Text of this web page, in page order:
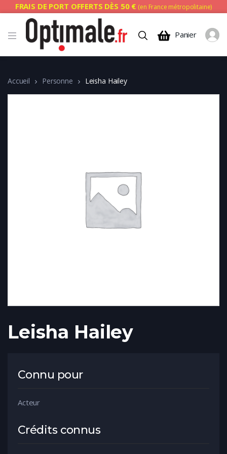
FRAIS DE PORT OFFERTS DÈS 50 € (en France métropolitaine)
Panier
Accueil Personne Leisha Hailey
Leisha Hailey
Connu pour
Acteur
Crédits connus